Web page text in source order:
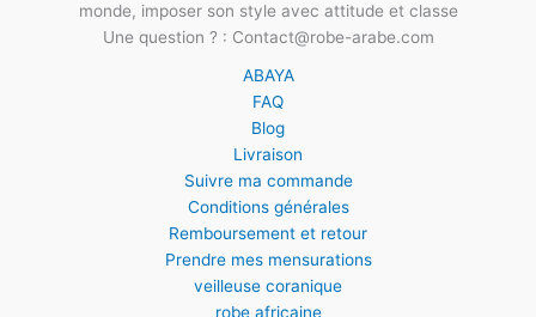
monde, imposer son style avec attitude et classe
Une question ? : Contact@robe-arabe.com
ABAYA
FAQ
Blog
Livraison
Suivre ma commande
Conditions générales
Remboursement et retour
Prendre mes mensurations
veilleuse coranique
robe africaine